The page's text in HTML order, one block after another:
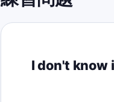
I don't know